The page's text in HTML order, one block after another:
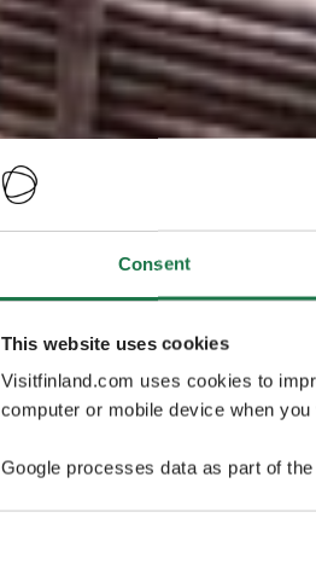
Consent
This website uses cookies
Visitfinland.com uses cookies to
computer or mobile device when
Google processes data as part of